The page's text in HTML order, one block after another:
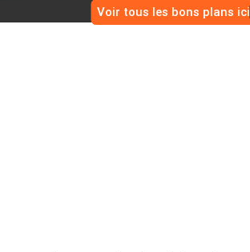
Voir tous les bons plans ici